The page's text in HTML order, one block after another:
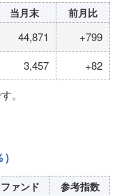
当月末 前月比
44,871 +799
3,457
+82
。
ファンド 参考指数